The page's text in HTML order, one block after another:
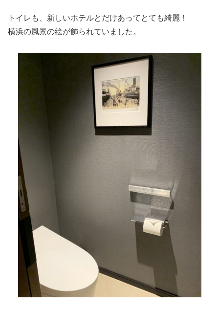
トイレも、新しいホテルとだけあってとても綺麗！
横浜の風景の絵が飾られていました。